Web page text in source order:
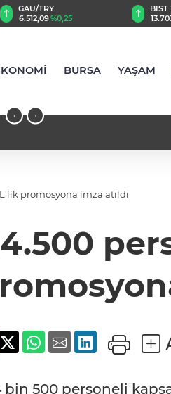
BIST 100
13.703,13%0,00
USD
BURSA YAŞAM
‹ ›
promosyona imza atıldı
bin 500 personeli